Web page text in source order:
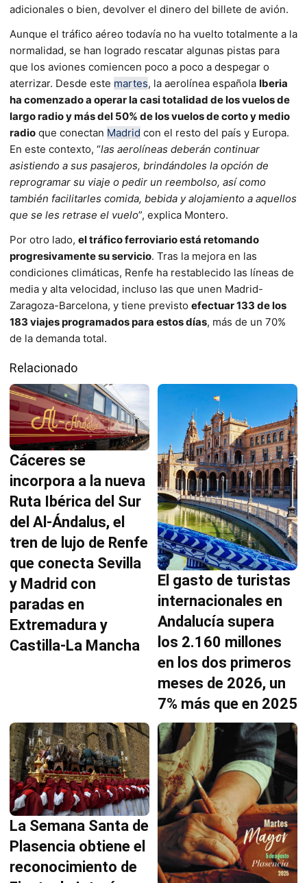
adicionales o bien, devolver el dinero del billete de avión.
Aunque el tráfico aéreo todavía no ha vuelto totalmente a la
normalidad, se han logrado rescatar algunas pistas para
que los aviones comiencen poco a poco a despegar o
aterrizar. Desde este martes, la aerolínea española Iberia
ha comenzado a operar la casi totalidad de los vuelos de
largo radio y más del 50% de los vuelos de corto y medio
radio que conectan Madrid con el resto del país y Europa.
En este contexto, “las aerolíneas deberán continuar
asistiendo a sus pasajeros, brindándoles la opción de
reprogramar su viaje o pedir un reembolso, así como
también facilitarles comida, bebida y alojamiento a aquellos
que se les retrase el vuelo”, explica Montero.
Por otro lado, el tráfico ferroviario está retomando
progresivamente su servicio. Tras la mejora en las
condiciones climáticas, Renfe ha restablecido las líneas de
media y alta velocidad, incluso las que unen Madrid-
Zaragoza-Barcelona, y tiene previsto efectuar 133 de los
183 viajes programados para estos días, más de un 70%
de la demanda total.
Relacionado
Cáceres se
incorpora a la nueva
Ruta Ibérica del Sur
del Al-Ándalus, el
tren de lujo de Renfe
que conecta Sevilla
y Madrid con
paradas en
Extremadura y
Castilla-La Mancha
El gasto de turistas
internacionales en
Andalucía supera
los 2.160 millones
en los dos primeros
meses de 2026, un
7% más que en 2025
La Semana Santa de
Plasencia obtiene el
reconocimiento de